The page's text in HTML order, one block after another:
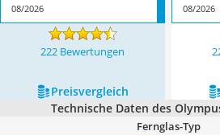
08/2026
08/2026
222 Bewertungen
Preis­vergleich
Technische Daten des
Fernglas-Typ